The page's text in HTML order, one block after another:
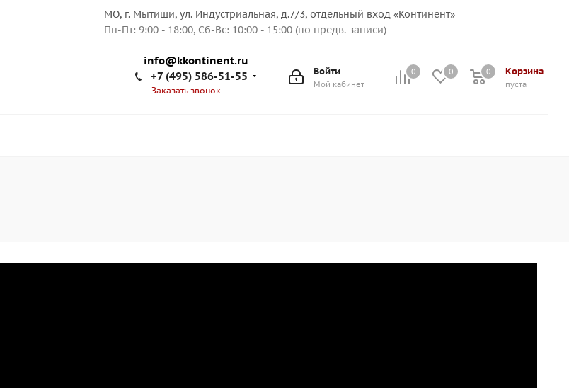
МО, г. Мытищи, ул. Индустриальная, д.7/3, отдельный вход «Континент»
Пн-Пт: 9:00 - 18:00, Сб-Вс: 10:00 - 15:00 (по предв. записи)
0 0 Корзина
пуста
0
Войти
Мой кабинет
info@kkontinent.ru
+7 (495) 586-51-55
Заказать звонок